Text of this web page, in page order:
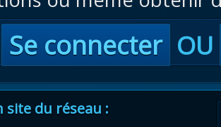
Se connecter OU
site du réseau :